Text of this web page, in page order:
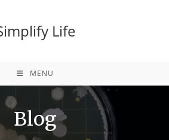
Life
MENU
Blog